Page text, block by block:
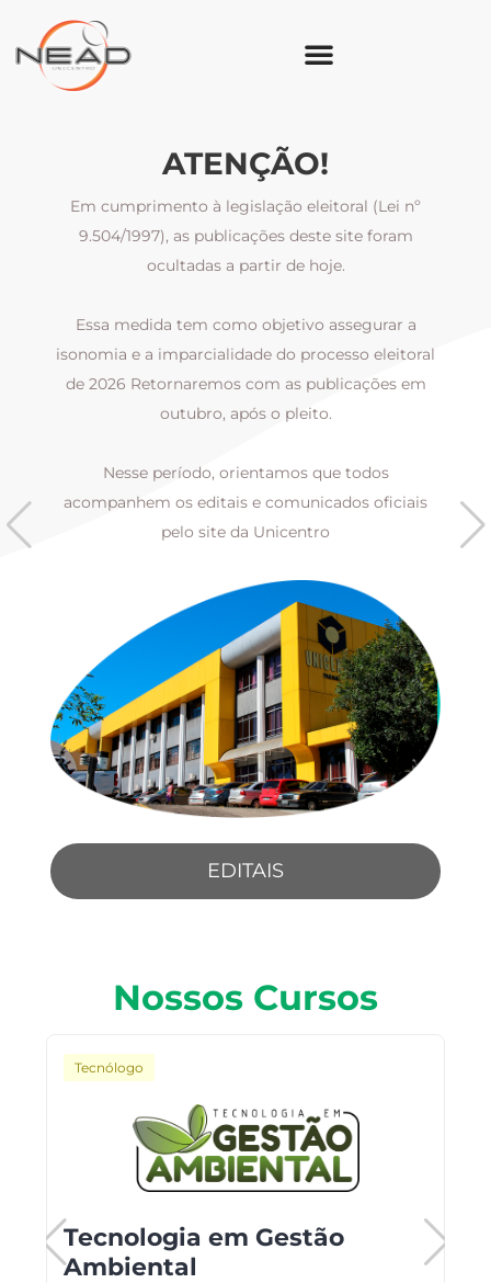
ATENÇÃO!
Em cumprimento à legislação eleitoral (Lei nº
9.504/1997), as publicações deste site foram
ocultadas a partir de hoje.
Essa medida tem como objetivo assegurar a
isonomia e a imparcialidade do processo eleitoral
de 2026 Retornaremos com as publicações em
outubro, após o pleito.
Nesse período, orientamos que todos
acompanhem os editais e comunicados oficiais
pelo site da Unicentro
EDITAIS
Nossos Cursos
Tecnólogo
Tecnologia em Gestão
Ambiental